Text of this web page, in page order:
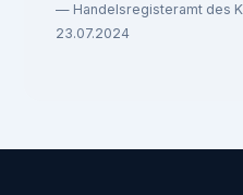
— Handelsregisteramt des
23.07.2024